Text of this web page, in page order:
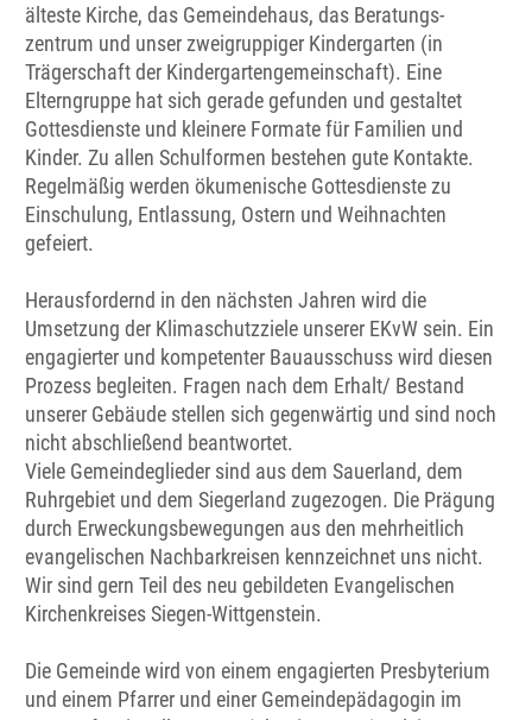
älteste Kirche, das Gemeindehaus, das Beratungs-
zentrum und unser zweigruppiger Kindergarten (in
Trägerschaft der Kindergartengemeinschaft). Eine
Elterngruppe hat sich gerade gefunden und gestaltet
Gottesdienste und kleinere Formate für Familien und
Kinder. Zu allen Schulformen bestehen gute Kontakte.
Regelmäßig werden ökumenische Gottesdienste zu
Einschulung, Entlassung, Ostern und Weihnachten
gefeiert.
Herausfordernd in den nächsten Jahren wird die
Umsetzung der Klimaschutzziele unserer EKvW sein. Ein
engagierter und kompetenter Bauausschuss wird diesen
Prozess begleiten. Fragen nach dem Erhalt/ Bestand
unserer Gebäude stellen sich gegenwärtig und sind noch
nicht abschließend beantwortet.
Viele Gemeindeglieder sind aus dem Sauerland, dem
Ruhrgebiet und dem Siegerland zugezogen. Die Prägung
durch Erweckungsbewegungen aus den mehrheitlich
evangelischen Nachbarkreisen kennzeichnet uns nicht.
Wir sind gern Teil des neu gebildeten Evangelischen
Kirchenkreises Siegen-Wittgenstein.
Die Gemeinde wird von einem engagierten Presbyterium
und einem Pfarrer und einer Gemeindepädagogin im